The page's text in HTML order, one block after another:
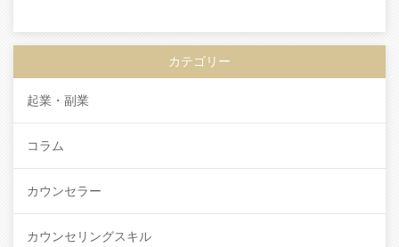
カテゴリー
起業・副業
コラム
カウンセラー
カウンセリングスキル